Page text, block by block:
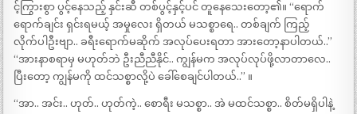
င့်ကြွားစွာ ပွင့်နေသည့် နှင်းဆီ တစ်ပွင့်နှင့်ပင် တူနေသေးတော့၏။ “ရောက်
ရောက်ချင်း ရှင်းရမယ့် အမှုလေး ရှိတယ် မသစ္စာရေ.. တစ်ချက် ကြည့်
လိုက်ပါဦးဗျာ.. ခရီးရောက်မဆိုက် အလုပ်ပေးရတာ အားတော့နာပါတယ်..”
“အားနာစရာမှ မဟုတ်ဘဲ ဦးညီညီနိုင်.. ကျွန်မက အလုပ်လုပ်ဖို့လာတာလေ..
ပြီးတော့ ကျွန်မကို ထင်သစ္စာလို့ပဲ ခေါ်စေချင်ပါတယ်..” ။
“အာ.. အင်း.. ဟုတ်.. ဟုတ်ကဲ့.. စောရီး မသစ္စာ.. အဲ မထင်သစ္စာ.. စိတ်မရှိပါနဲ့